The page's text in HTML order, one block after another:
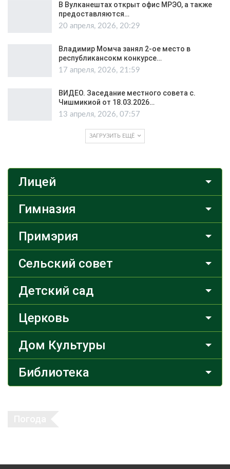
В Вулканештах открыт офис МРЭО, а также
предоставляются…
20 апреля, 2026, 20:29
Владимир Момча занял 2-ое место в
республикансокм конкурсе…
17 апреля, 2026, 21:59
ВИДЕО. Заседание местного совета с.
Чишмикиой от 18.03.2026…
13 апреля, 2026, 07:57
ЗАГРУЗИТЬ ЕЩЁ
Лицей
Гимназия
Примэрия
Сельский совет
Детский сад
Церковь
Дом Культуры
Библиотека